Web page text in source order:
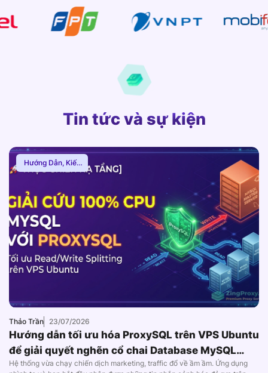
Tin tức và sự kiện
Hướng Dẫn, Kiến
Thức Proxy
Thảo Trần 23/07/2026
Hướng dẫn tối ưu hóa ProxySQL trên VPS Ubuntu
để giải quyết nghẽn cổ chai Database MySQL
(2026)
Hệ thống vừa chạy chiến dịch marketing, traffic đổ về ầm ầm. Ứng dụng